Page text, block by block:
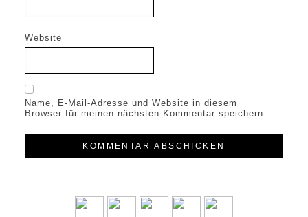
Website
Name, E-Mail-Adresse und Website in diesem
Browser für meinen nächsten Kommentar speichern.